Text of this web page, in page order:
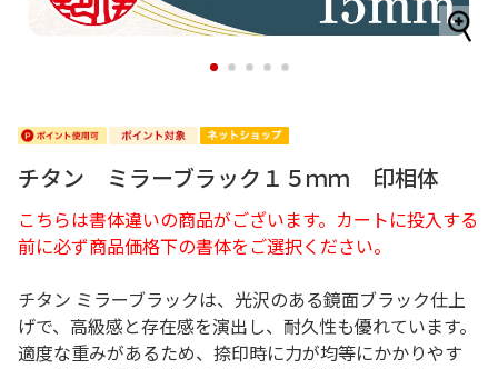
1 2 3 4 5
チタン ミラーブラック１５ｍｍ 印相体
こちらは書体違いの商品がございます。カートに投入する
前に必ず商品価格下の書体をご選択ください。
チタン ミラーブラックは、光沢のある鏡面ブラック仕上
げで、高級感と存在感を演出し、耐久性も優れています。
適度な重みがあるため、捺印時に力が均等にかかりやす